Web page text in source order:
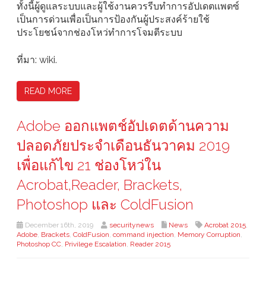
ทั้งนี้ผู้ดูแลระบบและผู้ใช้งานควรรีบทำการอัปเดตเเพตซ์
เป็นการด่วนเพื่อเป็นการป้องกันผู้ประสงค์ร้ายใช้
ประโยชน์จากช่องโหว่ทำการโจมตีระบบ
ที่มา: wiki.
READ MORE
Adobe ออกแพตช์อัปเดตด้านความ
ปลอดภัยประจำเดือนธันวาคม 2019
เพื่อแก้ไข 21 ช่องโหว่ใน
Acrobat,Reader, Brackets,
Photoshop และ ColdFusion
December 16th, 2019 securitynews News Acrobat 2015,
Adobe, Brackets, ColdFusion, command injection, Memory Corruption,
Photoshop CC, Privilege Escalation, Reader 2015